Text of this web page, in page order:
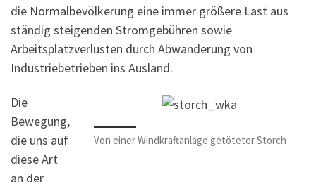
die Normalbevölkerung eine immer größere Last aus
ständig steigenden Stromgebühren sowie
Arbeitsplatzverlusten durch Abwanderung von
Industriebetrieben ins Ausland.
Von einer Windkraftanlage getöteter Storch
Die
Bewegung,
die uns auf
diese Art
an der